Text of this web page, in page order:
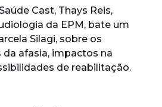
Cast, Thays Reis,
da EPM, bate um
Silagi, sobre os
afasia, impactos na
de reabilitação.